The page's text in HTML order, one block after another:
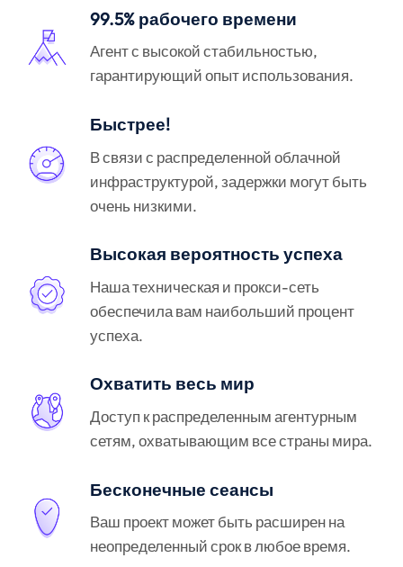
99.5% рабочего времени
Агент с высокой стабильностью,
гарантирующий опыт использования.
Быстрее!
В связи с распределенной облачной
инфраструктурой, задержки могут быть
очень низкими.
Высокая вероятность успеха
Наша техническая и прокси-сеть
обеспечила вам наибольший процент
успеха.
Охватить весь мир
Доступ к распределенным агентурным
сетям, охватывающим все страны мира.
Бесконечные сеансы
Ваш проект может быть расширен на
неопределенный срок в любое время.